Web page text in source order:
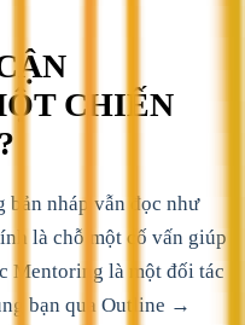
CHIẾN
bản nháp vẫn đọc như
là chỗ một cố vấn giúp
Mentoring là một đối tác
bạn qua Outline →